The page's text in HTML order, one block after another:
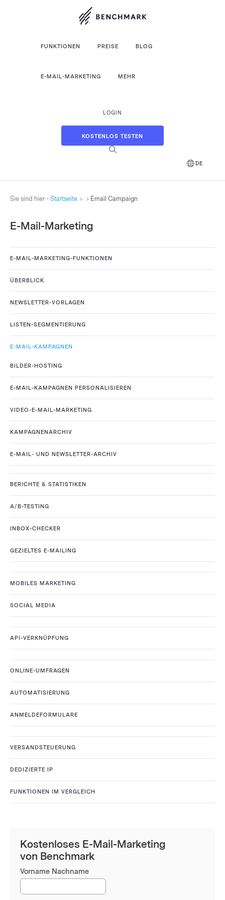
FUNKTIONEN PREISE BLOG
E-MAIL-MARKETING MEHR
LOGIN
KOSTENLOS TESTEN
DE
Sie sind hier - Startseite Email Campaign
E-Mail-Marketing
E-MAIL-MARKETING-FUNKTIONEN
ÜBERBLICK
NEWSLETTER-VORLAGEN
LISTEN-SEGMENTIERUNG
E-MAIL-KAMPAGNEN
BILDER-HOSTING
E-MAIL-KAMPAGNEN PERSONALISIEREN
VIDEO-E-MAIL-MARKETING
KAMPAGNENARCHIV
E-MAIL- UND NEWSLETTER-ARCHIV
BERICHTE & STATISTIKEN
A/B-TESTING
INBOX-CHECKER
GEZIELTES E-MAILING
MOBILES MARKETING
SOCIAL MEDIA
API-VERKNÜPFUNG
ONLINE-UMFRAGEN
AUTOMATISIERUNG
ANMELDEFORMULARE
VERSANDSTEUERUNG
DEDIZIERTE IP
FUNKTIONEN IM VERGLEICH
Kostenloses E-Mail-Marketing
von Benchmark
Vorname Nachname